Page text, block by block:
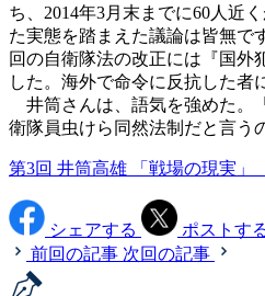
ち、2014年3月末までに60人近
た実態を踏まえた議論は皆無で
回の自衛隊法の改正には『国外
した。海外で命令に反抗した者
井筒さんは、語気を強めた。
衛隊員虫けら同然法制だと言う
第3回 井筒高雄 「戦場の現実」
シェアする
ポストす
前回の記事 次回の記事